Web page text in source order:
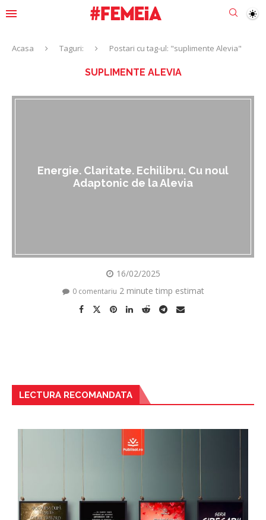
Acasa Taguri: Postari cu tag-ul: "suplimente Alevia"
SUPLIMENTE ALEVIA
Energie. Claritate. Echilibru. Cu noul
Adaptonic de la Alevia
16/02/2025
0 comentariu 2 minute timp estimat
LECTURA RECOMANDATA